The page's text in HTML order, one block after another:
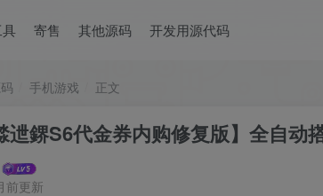
寄售 其他源码 开发用源代码
手机游戏 正文
迣鎅S6代金券内购修复版】全自动
前更新